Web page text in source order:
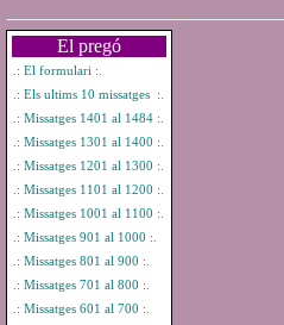
El pregó
.: El formulari :.
.: Els ultims 10 missatges :.
.: Missatges 1401 al 1484 :.
.: Missatges 1301 al 1400 :.
.: Missatges 1201 al 1300 :.
.: Missatges 1101 al 1200 :.
.: Missatges 1001 al 1100 :.
.: Missatges 901 al 1000 :.
.: Missatges 801 al 900 :.
.: Missatges 701 al 800 :.
.: Missatges 601 al 700 :.